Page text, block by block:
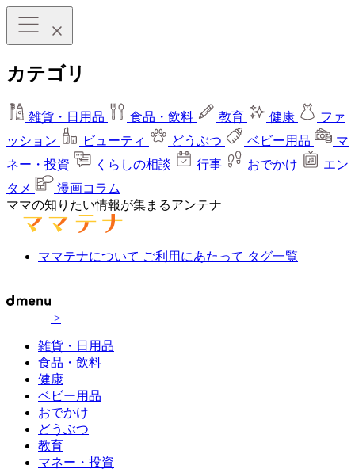
カテゴリ
雑貨・日用品 食品・飲料 教育 健康
ファ
ッション
ビューティ どうぶつ ベビー用品
マ
ネー・投資
くらしの相談 行事 おでかけ
エン
タメ
漫画コラム
ママの知りたい情報が集まるアンテナ
ママテナについて ご利用にあたって タグ一覧
>
雑貨・日用品
食品・飲料
健康
ベビー用品
おでかけ
どうぶつ
教育
マネー・投資